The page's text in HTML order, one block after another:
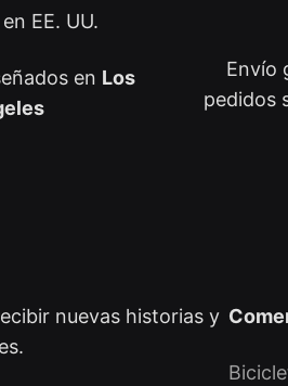
EE. UU.
en Los
Envío
pedidos
nuevas historias y